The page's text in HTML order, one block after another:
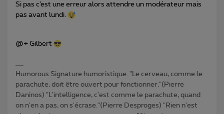
Si pas c’est une erreur alors attendre un modérateur mais
pas avant lundi.
@+ Gilbert
Humorous Signature humoristique. "Le cerveau, comme le
parachute, doit être ouvert pour fonctionner."(Pierre
Daninos) "L'intelligence, c'est comme le parachute, quand
on n'en a pas, on s'écrase."(Pierre Desproges) "Rien n'est